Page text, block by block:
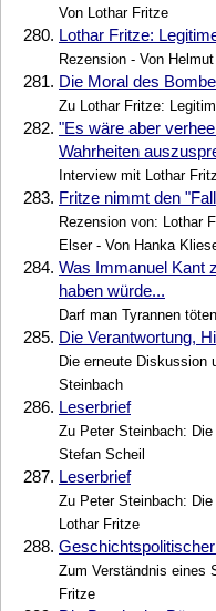
Von Lothar Fritze
280. Lothar Fritze:
Rezension - Von
281. Die Moral des
Zu Lothar Fritze:
282. "Es wäre aber
Wahrheiten
Interview mit Lothar
283. Fritze nimmt den
Rezension von: Lothar
Elser - Von Hanka
284. Was Immanuel Kant
haben würde...
Darf man Tyrannen
285. Die Verantwortung,
Die erneute Diskussion
Steinbach
286. Leserbrief
Zu Peter Steinbach:
Stefan Scheil
287. Leserbrief
Zu Peter Steinbach:
Lothar Fritze
288.
Zum Verständnis eines
Fritze